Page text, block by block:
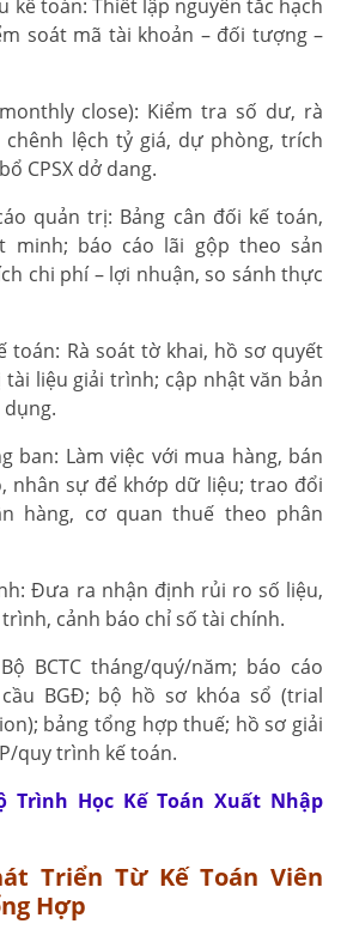
kế toán: Thiết lập nguyên tắc hạch
soát mã tài khoản – đối tượng –
close): Kiểm tra số dư, rà
lệch tỷ giá, dự phòng, trích
CPSX dở dang.
quản trị: Bảng cân đối kế toán,
minh; báo cáo lãi gộp theo sản
chi phí – lợi nhuận, so sánh thực
toán: Rà soát tờ khai, hồ sơ quyết
liệu giải trình; cập nhật văn bản
ban: Làm việc với mua hàng, bán
nhân sự để khớp dữ liệu; trao đổi
hàng, cơ quan thuế theo phân
Đưa ra nhận định rủi ro số liệu,
cảnh báo chỉ số tài chính.
BCTC tháng/quý/năm; báo cáo
BGĐ; bộ hồ sơ khóa sổ (trial
bảng tổng hợp thuế; hồ sơ giải
quy trình kế toán.
Trình Học Kế Toán Xuất Nhập
Triển Từ Kế Toán Viên
Hợp